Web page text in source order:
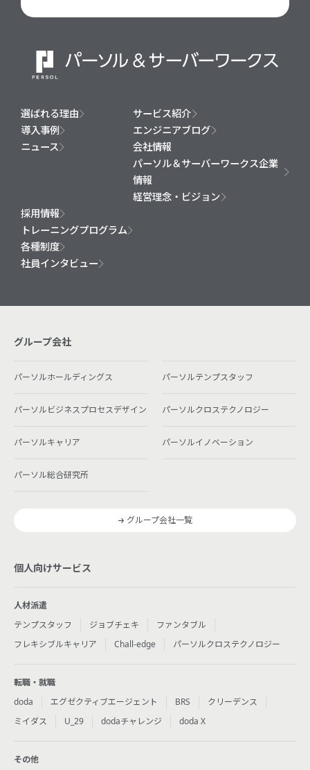
選ばれる理由
サービス紹介
導入事例
エンジニアブログ
ニュース
会社情報
パーソル＆サーバーワークス企業
情報
経営理念・ビジョン
採用情報
トレーニングプログラム
各種制度
社員インタビュー
グループ会社
パーソルホールディングス パーソルテンプスタッフ
パーソルビジネスプロセスデザイン パーソルクロステクノロジー
パーソルキャリア パーソルイノベーション
パーソル総合研究所
グループ会社一覧
個人向けサービス
人材派遣
テンプスタッフ
ジョブチェキ
ファンタブル
フレキシブルキャリア
Chall-edge パーソルクロステクノロジー
転職・就職
doda
エグゼクティブエージェント BRS
クリーデンス
ミイダス
U_29 dodaチャレンジ doda X
その他